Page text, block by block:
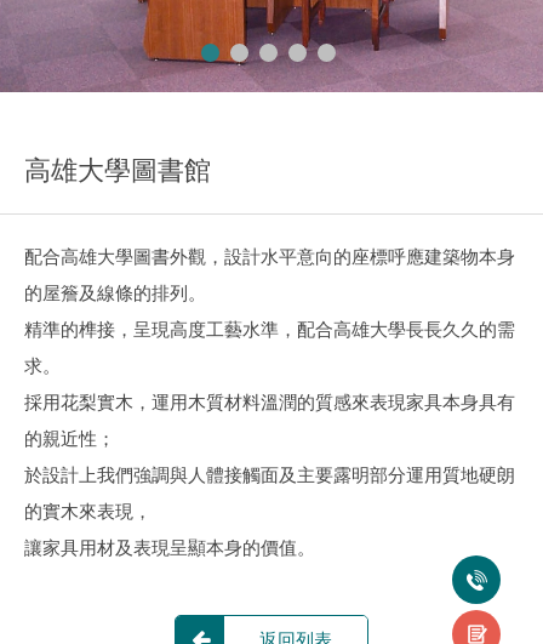
高雄大學圖書館
配合高雄大學圖書外觀，設計水平意向的座標呼應建築物本身
的屋簷及線條的排列。
精準的榫接，呈現高度工藝水準，配合高雄大學長長久久的需
求。
採用花梨實木，運用木質材料溫潤的質感來表現家具本身具有
的親近性；
於設計上我們強調與人體接觸面及主要露明部分運用質地硬朗
的實木來表現，
讓家具用材及表現呈顯本身的價值。
返回列表